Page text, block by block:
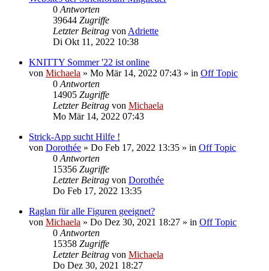
0 Antworten
39644 Zugriffe
Letzter Beitrag von Adriette
Di Okt 11, 2022 10:38
KNITTY Sommer '22 ist online
von Michaela » Mo Mär 14, 2022 07:43 » in Off Topic
0 Antworten
14905 Zugriffe
Letzter Beitrag von Michaela
Mo Mär 14, 2022 07:43
Strick-App sucht Hilfe !
von Dorothée » Do Feb 17, 2022 13:35 » in Off Topic
0 Antworten
15356 Zugriffe
Letzter Beitrag von Dorothée
Do Feb 17, 2022 13:35
Raglan für alle Figuren geeignet?
von Michaela » Do Dez 30, 2021 18:27 » in Off Topic
0 Antworten
15358 Zugriffe
Letzter Beitrag von Michaela
Do Dez 30, 2021 18:27